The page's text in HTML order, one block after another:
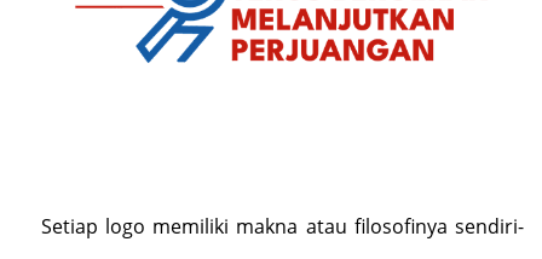
Setiap logo memiliki makna atau filosofinya sendiri-